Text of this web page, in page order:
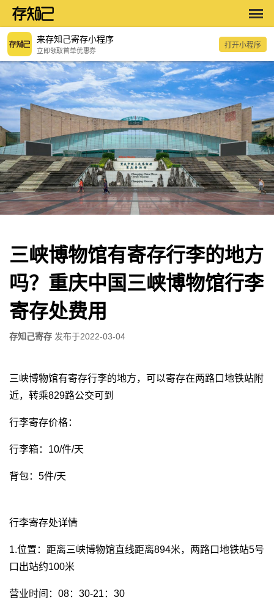
来存知己寄存小程序
立即领取首单优惠券
打开小程序
三峡博物馆有寄存行李的地方
吗？重庆中国三峡博物馆行李
寄存处费用
存知己寄存 发布于2022-03-04
三峡博物馆有寄存行李的地方，可以寄存在两路口地铁站附
近，转乘829路公交可到
行李寄存价格：
行李箱：10/件/天
背包：5件/天
行李寄存处详情
1.位置：距离三峡博物馆直线距离894米，两路口地铁站5号
口出站约100米
营业时间：08：30-21：30